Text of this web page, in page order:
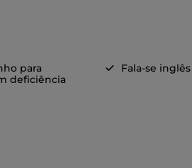
para
deficiência
Fala-se inglês